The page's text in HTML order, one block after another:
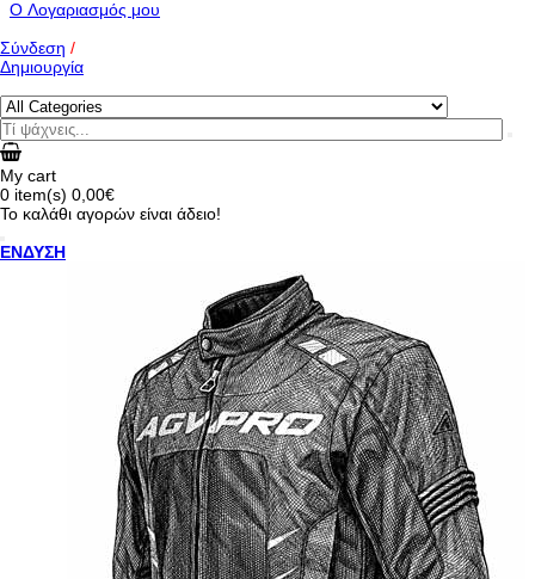
O Λογαριασμός μου
Σύνδεση /
Δημιουργία
My cart
0 item(s) 0,00€
Το καλάθι αγορών είναι άδειο!
ΕΝΔΥΣΗ